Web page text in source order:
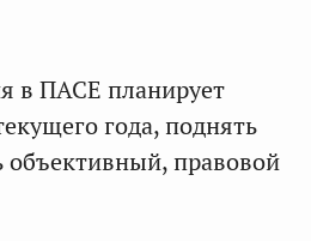
в ПАСЕ планирует
года, поднять
правовой